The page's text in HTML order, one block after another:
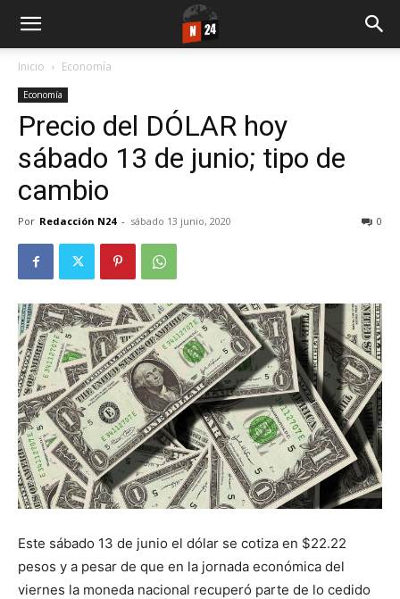
Inicio Economía
Economía
Precio del DÓLAR hoy
sábado 13 de junio; tipo de
cambio
Por Redacción N24 - sábado 13 junio, 2020 0
Este sábado 13 de junio el dólar se cotiza en $22.22
pesos y a pesar de que en la jornada económica del
viernes la moneda nacional recuperó parte de lo cedido